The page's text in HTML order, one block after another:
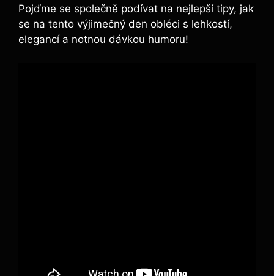
Pojďme se společně podívat na nejlepší tipy, jak
se na tento výjimečný den obléci s lehkostí,
elegancí a notnou dávkou humoru!